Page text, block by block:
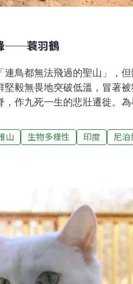
──蓑羽鶴
連鳥都無法飛過的聖山」，
堅毅無畏地突破低溫，冒著
，作九死一生的悲壯遷徙。
為何鍾愛此地？大約半世紀
瑪魯（Ratanla Maloo）從
餵食護養，才有目前的榮景
長羽，紅色大眼後方，有兩道
嫻雅、如同深閨秀女，而獲
，赴尼泊爾聖母峰，及衣索
多是由黃丁盛老師所帶領的，
山 生物多樣性 印度
尼泊